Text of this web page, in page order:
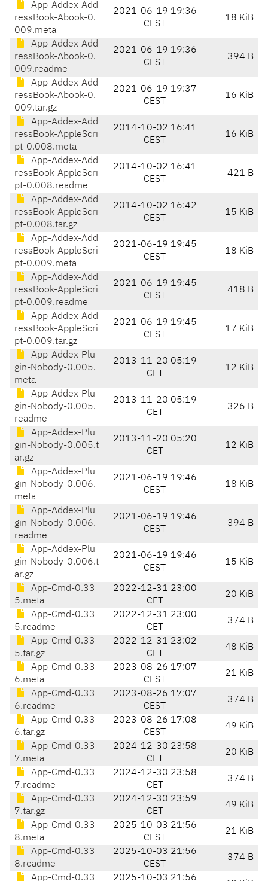
App-Addex-Add
ressBook-Abook-0.
009.meta
2021-06-19 19:36
CEST
18 KiB
App-Addex-Add
ressBook-Abook-0.
009.readme
2021-06-19 19:36
CEST
394 B
App-Addex-Add
ressBook-Abook-0.
009.tar.gz
2021-06-19 19:37
CEST
16 KiB
App-Addex-Add
ressBook-AppleScri
pt-0.008.meta
2014-10-02 16:41
CEST
16 KiB
App-Addex-Add
ressBook-AppleScri
pt-0.008.readme
2014-10-02 16:41
CEST
421 B
App-Addex-Add
ressBook-AppleScri
pt-0.008.tar.gz
2014-10-02 16:42
CEST
15 KiB
App-Addex-Add
ressBook-AppleScri
pt-0.009.meta
2021-06-19 19:45
CEST
18 KiB
App-Addex-Add
ressBook-AppleScri
pt-0.009.readme
2021-06-19 19:45
CEST
418 B
App-Addex-Add
ressBook-AppleScri
pt-0.009.tar.gz
2021-06-19 19:45
CEST
17 KiB
App-Addex-Plu
gin-Nobody-0.005.
meta
2013-11-20 05:19
CET
12 KiB
App-Addex-Plu
gin-Nobody-0.005.
readme
2013-11-20 05:19
CET
326 B
App-Addex-Plu
gin-Nobody-0.005.t
ar.gz
2013-11-20 05:20
CET
12 KiB
App-Addex-Plu
gin-Nobody-0.006.
meta
2021-06-19 19:46
CEST
18 KiB
App-Addex-Plu
gin-Nobody-0.006.
readme
2021-06-19 19:46
CEST
394 B
App-Addex-Plu
gin-Nobody-0.006.t
ar.gz
2021-06-19 19:46
CEST
15 KiB
App-Cmd-0.33
5.meta
2022-12-31 23:00
CET
20 KiB
App-Cmd-0.33
5.readme
2022-12-31 23:00
CET
374 B
App-Cmd-0.33
5.tar.gz
2022-12-31 23:02
CET
48 KiB
App-Cmd-0.33
6.meta
2023-08-26 17:07
CEST
21 KiB
App-Cmd-0.33
6.readme
2023-08-26 17:07
CEST
374 B
App-Cmd-0.33
6.tar.gz
2023-08-26 17:08
CEST
49 KiB
App-Cmd-0.33
7.meta
2024-12-30 23:58
CET
20 KiB
App-Cmd-0.33
7.readme
2024-12-30 23:58
CET
374 B
App-Cmd-0.33
7.tar.gz
2024-12-30 23:59
CET
49 KiB
App-Cmd-0.33
8.meta
2025-10-03 21:56
CEST
21 KiB
App-Cmd-0.33
8.readme
2025-10-03 21:56
CEST
374 B
App-Cmd-0.33 2025-10-03 21:56